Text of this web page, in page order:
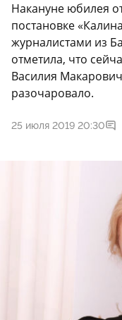
Накануне юбилея
постановке
журналистами из
отметила, что
Василия
разочаровало.
25 июля 2019 20:30